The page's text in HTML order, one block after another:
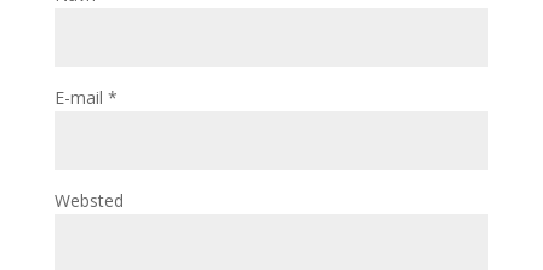
E-mail *
Websted